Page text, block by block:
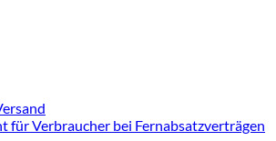
für Verbraucher bei Fernabsatzverträgen